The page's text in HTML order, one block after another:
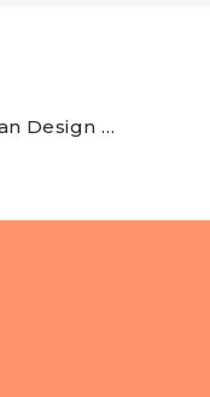
Serie Part 1